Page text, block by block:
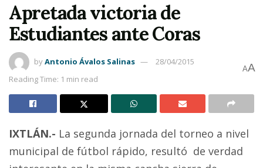
Apretada victoria de
Estudiantes ante Coras
byAntonio Ávalos Salinas
28/04/2015
Reading Time: 1 min read
AA
IXTLÁN.- La segunda jornada del torneo a nivel
municipal de fútbol rápido, resultó de verdad